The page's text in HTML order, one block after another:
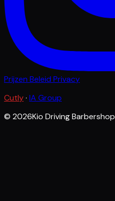
Prijzen Beleid Privacy
Cutly· IA Group
© 2026Kio Driving Barbershop